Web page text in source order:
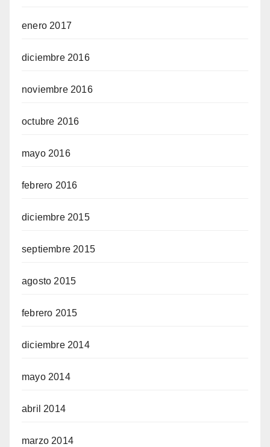
enero 2017
diciembre 2016
noviembre 2016
octubre 2016
mayo 2016
febrero 2016
diciembre 2015
septiembre 2015
agosto 2015
febrero 2015
diciembre 2014
mayo 2014
abril 2014
marzo 2014